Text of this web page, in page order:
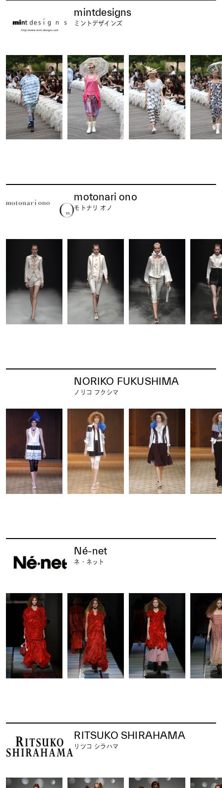
mintdesigns
ミントデザインズ
motonari ono
モトナリ オノ
NORIKO FUKUSHIMA
ノリコ フクシマ
Né-net
ネ・ネット
RITSUKO SHIRAHAMA
リツコ シラハマ